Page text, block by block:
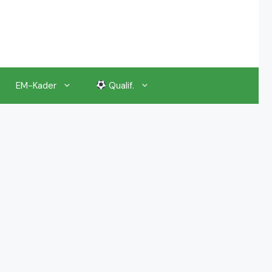
EM-Kader Qualif.